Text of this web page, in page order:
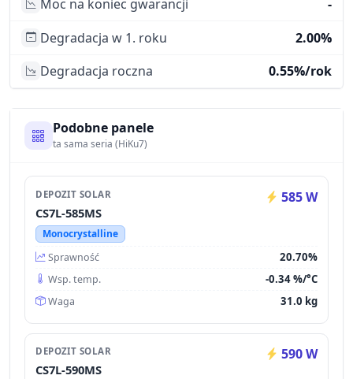
Moc na koniec gwarancji
-
Degradacja w 1. roku
2.00%
Degradacja roczna
0.55%/rok
Podobne panele
ta sama seria (HiKu7)
DEPOZIT SOLAR 585 W
CS7L-585MS
Monocrystalline
Sprawność
20.70%
Wsp. temp. -0.34 %/°C
Waga 31.0 kg
DEPOZIT SOLAR 590 W
CS7L-590MS